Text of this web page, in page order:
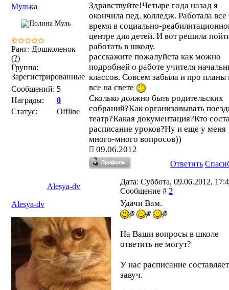
Мулька
Ранг: Дошколенок
(?)
Группа:
Зарегистрированные
Сообщений: 5
Награды:
0
Статус:
Offline
Здравствуйте!Четыре года назад я
окончила пед. колледж. Работала все
время в социально-
центре для детей. И вот решила
работать в школу.
расскажите пожалуйста как можно
подробней о работе учителя
классов. Совсем забыла и про планы
все на свете
Сколько должно быть родительских
собраний?Как организовывать
театр?Какая документация?Кто
расписание уроков?Ну и еще у меня
много-много вопросов))
09.06.2012
Ответить
Alesya-dv
Дата: Суббота, 09.06.2012,
Сообщение # 2
Alesya-dv
Удачи Вам.
На Ваши вопросы в школе
ответить не могут?
У нас расписание составляет
завуч.